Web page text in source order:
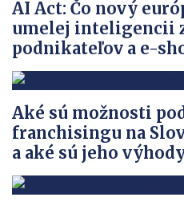
AI Act: Čo nový
umelej inteligencii
podnikateľov a e-
Aké sú možnosti
franchisingu na
a aké sú jeho